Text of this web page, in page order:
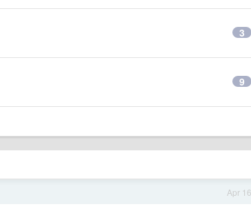
3
9
Apr 16